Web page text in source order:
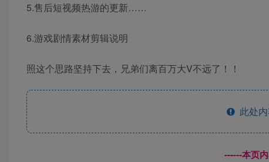
5.售后短视频热游的更新……
6.游戏剧情素材剪辑说明
照这个思路坚持下去，兄弟们离百万大V不远了！！
此处
------本页